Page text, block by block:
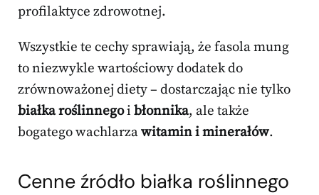
profilaktyce zdrowotnej.
Wszystkie te cechy sprawiają, że fasola mung
to niezwykle wartościowy dodatek do
zrównoważonej diety – dostarczając nie tylko
białka roślinnegoi błonnika, ale także
bogatego wachlarzawitamin i minerałów.
Cenne źródło białka roślinnego